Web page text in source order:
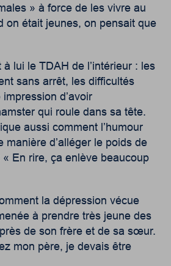
» à force de les vivre au
on était jeunes, on pensait que
lui le TDAH de l’intérieur : les
sans arrêt, les difficultés
d’avoir
qui roule dans sa tête.
aussi comment l’humour
manière d’alléger le poids de
En rire, ça enlève beaucoup
la dépression vécue
à prendre très jeune des
de son frère et de sa sœur.
mon père, je devais être